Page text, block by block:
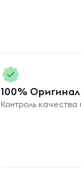
100% Оригинал
Контроль